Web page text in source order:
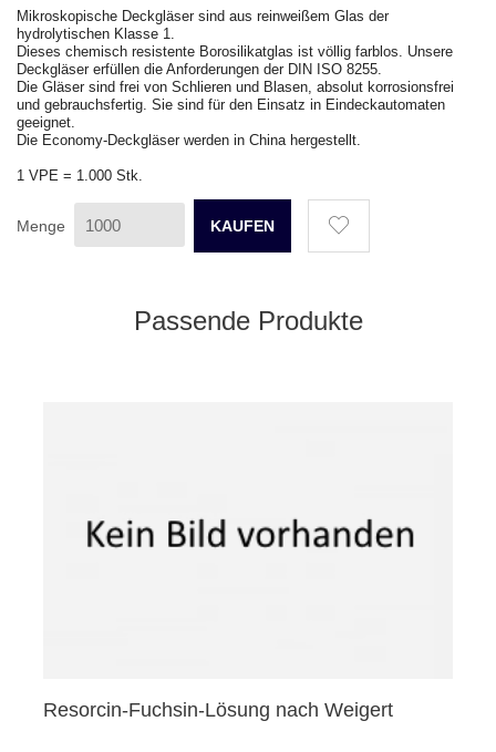
Mikroskopische Deckgläser sind aus reinweißem Glas der
hydrolytischen Klasse 1.
Dieses chemisch resistente Borosilikatglas ist völlig farblos. Unsere
Deckgläser erfüllen die Anforderungen der DIN ISO 8255.
Die Gläser sind frei von Schlieren und Blasen, absolut korrosionsfrei
und gebrauchsfertig. Sie sind für den Einsatz in Eindeckautomaten
geeignet.
Die Economy-Deckgläser werden in China hergestellt.
1 VPE = 1.000 Stk.
Menge
Passende Produkte
Resorcin-Fuchsin-Lösung nach Weigert